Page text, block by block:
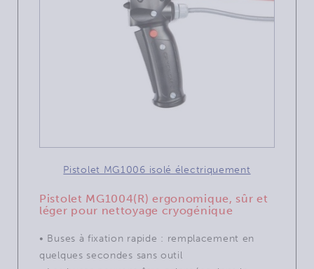
Pistolet MG1006 isolé électriquement
Pistolet MG1004(R) ergonomique, sûr et
léger pour nettoyage cryogénique
• Buses à fixation rapide : remplacement en
quelques secondes sans outil